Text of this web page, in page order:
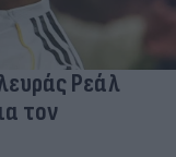
Ρεάλ
τον